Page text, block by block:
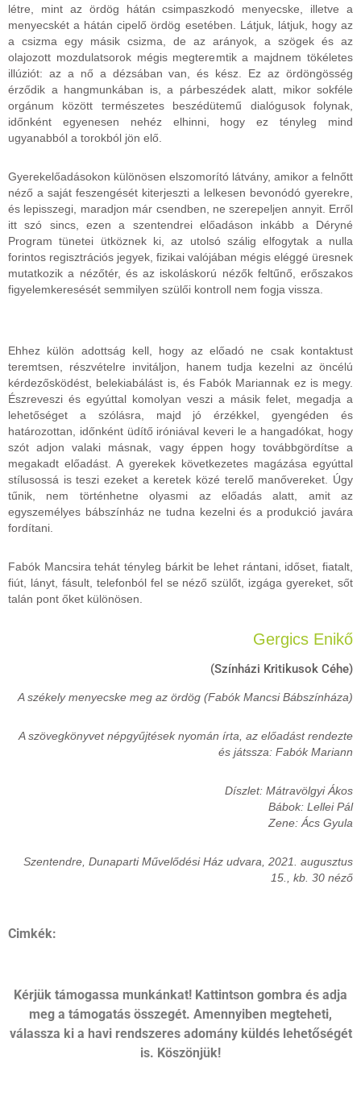
létre, mint az ördög hátán csimpaszkodó menyecske, illetve a
menyecskét a hátán cipelő ördög esetében. Látjuk, látjuk, hogy az
a csizma egy másik csizma, de az arányok, a szögek és az
olajozott mozdulatsorok mégis megteremtik a majdnem tökéletes
illúziót: az a nő a dézsában van, és kész. Ez az ördöngösség
érződik a hangmunkában is, a párbeszédek alatt, mikor sokféle
orgánum között természetes beszédütemű dialógusok folynak,
időnként egyenesen nehéz elhinni, hogy ez tényleg mind
ugyanabból a torokból jön elő.
Gyerekelőadásokon különösen elszomorító látvány, amikor a felnőtt
néző a saját feszengését kiterjeszti a lelkesen bevonódó gyerekre,
és lepisszegi, maradjon már csendben, ne szerepeljen annyit. Erről
itt szó sincs, ezen a szentendrei előadáson inkább a Déryné
Program tünetei ütköznek ki, az utolsó szálig elfogytak a nulla
forintos regisztrációs jegyek, fizikai valójában mégis eléggé üresnek
mutatkozik a nézőtér, és az iskoláskorú nézők feltűnő, erőszakos
figyelemkeresését semmilyen szülői kontroll nem fogja vissza.
Ehhez külön adottság kell, hogy az előadó ne csak kontaktust
teremtsen, részvételre invitáljon, hanem tudja kezelni az öncélú
kérdezősködést, belekiabálást is, és Fabók Mariannak ez is megy.
Észreveszi és egyúttal komolyan veszi a másik felet, megadja a
lehetőséget a szólásra, majd jó érzékkel, gyengéden és
határozottan, időnként üdítő iróniával keveri le a hangadókat, hogy
szót adjon valaki másnak, vagy éppen hogy továbbgördítse a
megakadt előadást. A gyerekek következetes magázása egyúttal
stílusossá is teszi ezeket a keretek közé terelő manővereket. Úgy
tűnik, nem történhetne olyasmi az előadás alatt, amit az
egyszemélyes bábszínház ne tudna kezelni és a produkció javára
fordítani.
Fabók Mancsira tehát tényleg bárkit be lehet rántani, időset, fiatalt,
fiút, lányt, fásult, telefonból fel se néző szülőt, izgága gyereket, sőt
talán pont őket különösen.
Gergics Enikő
(Színházi Kritikusok Céhe)
A székely menyecske meg az ördög (Fabók Mancsi Bábszínháza)
A szövegkönyvet népgyűjtések nyomán írta, az előadást rendezte
és játssza: Fabók Mariann
Díszlet: Mátravölgyi Ákos
Bábok: Lellei Pál
Zene: Ács Gyula
Szentendre, Dunaparti Művelődési Ház udvara, 2021. augusztus
15., kb. 30 néző
Cimkék:
Kérjük támogassa munkánkat! Kattintson gombra és adja
meg a támogatás összegét. Amennyiben megteheti,
válassza ki a havi rendszeres adomány küldés lehetőségét
is. Köszönjük!